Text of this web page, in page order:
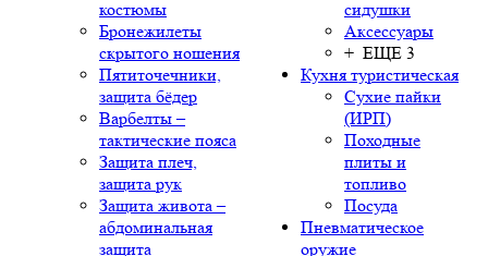
костюмы
Бронежилеты
скрытого ношения
Пятиточечники,
защита бёдер
Варбелты –
тактические пояса
Защита плеч,
защита рук
Защита живота –
абдоминальная
защита
сидушки
Аксессуары
+ ЕЩЕ 3
Кухня туристическая
Сухие пайки
(ИРП)
Походные
плиты и
топливо
Посуда
Пневматическое
оружие